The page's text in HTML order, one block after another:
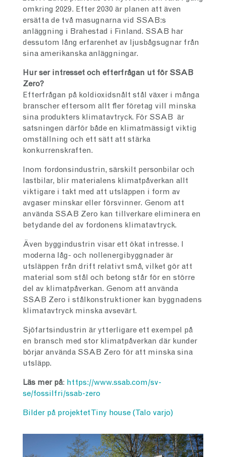
omkring 2029. Efter 2030 är planen att även
ersätta de två masugnarna vid SSAB:s
anläggning i Brahestad i Finland. SSAB har
dessutom lång erfarenhet av ljusbågsugnar från
sina amerikanska anläggningar.
Hur ser intresset och efterfrågan ut för SSAB
Zero?
Efterfrågan på koldioxidsnålt stål växer i många
branscher eftersom allt fler företag vill minska
sina produkters klimatavtryck. För SSAB är
satsningen därför både en klimatmässigt viktig
omställning och ett sätt att stärka
konkurrenskraften.
Inom fordonsindustrin, särskilt personbilar och
lastbilar, blir materialens klimatpåverkan allt
viktigare i takt med att utsläppen i form av
avgaser minskar eller försvinner. Genom att
använda SSAB Zero kan tillverkare eliminera en
betydande del av fordonens klimatavtryck.
Även byggindustrin visar ett ökat intresse. I
moderna låg- och nollenergibyggnader är
utsläppen från drift relativt små, vilket gör att
material som stål och betong står för en större
del av klimatpåverkan. Genom att använda
SSAB Zero i stålkonstruktioner kan byggnadens
klimatavtryck minska avsevärt.
Sjöfartsindustrin är ytterligare ett exempel på
en bransch med stor klimatpåverkan där kunder
börjar använda SSAB Zero för att minska sina
utsläpp.
Läs mer på: https://www.ssab.com/sv-
se/fossilfri/ssab-zero
Bilder på projektet Tiny house (Talo varjo)